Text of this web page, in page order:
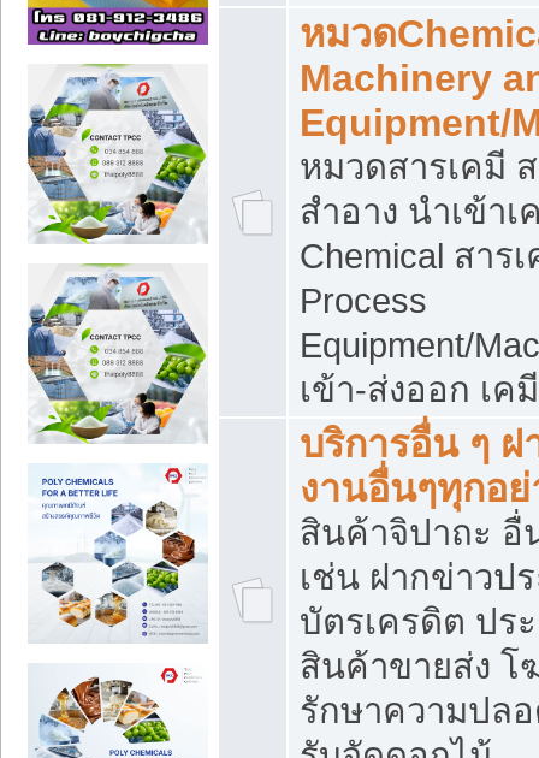
หมวด
Machinery
Equipment/
หมวดสารเคมี
สำอาง นำเข้
Chemical สาร
Process
Equipment/
เข้า-ส่งออก เ
บริการอื่น ๆ
งานอื่นๆทุกอ
สินค้าจิปาถะ อื่
เช่น ฝากข่าวป
บัตรเครดิต ปร
สินค้าขายส่ง
รักษาความปล